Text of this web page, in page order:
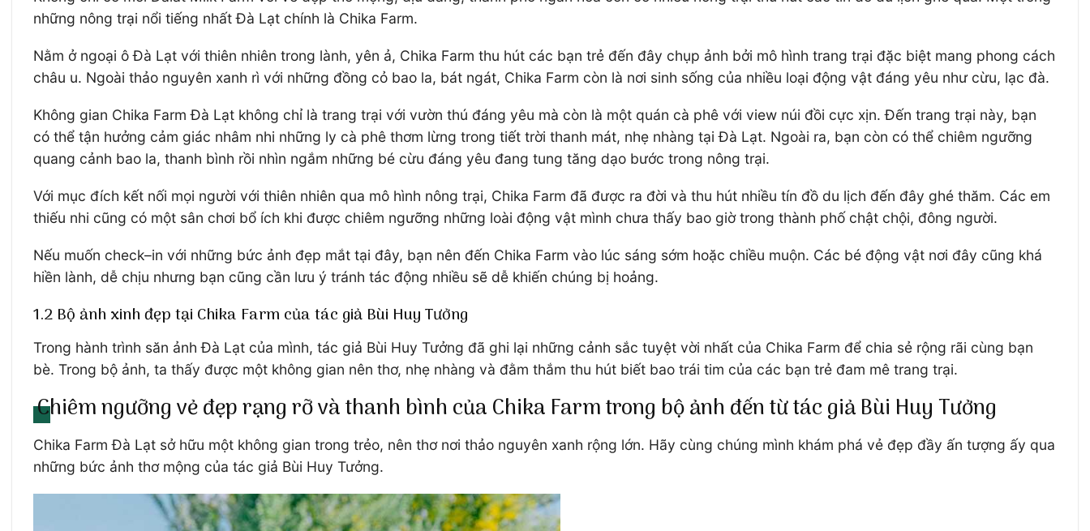
những nông trại nổi tiếng nhất Đà Lạt chính là Chika Farm.
Nằm ở ngoại ô Đà Lạt với thiên nhiên trong lành, yên ả, Chika Farm thu hút các bạn trẻ đến đây chụp ảnh bởi mô hình trang trại đặc biệt mang phong cách
châu u. Ngoài thảo nguyên xanh rì với những đồng cỏ bao la, bát ngát, Chika Farm còn là nơi sinh sống của nhiều loại động vật đáng yêu như cừu, lạc đà.
Không gian Chika Farm Đà Lạt không chỉ là trang trại với vườn thú đáng yêu mà còn là một quán cà phê với view núi đồi cực xịn. Đến trang trại này, bạn
có thể tận hưởng cảm giác nhâm nhi những ly cà phê thơm lừng trong tiết trời thanh mát, nhẹ nhàng tại Đà Lạt. Ngoài ra, bạn còn có thể chiêm ngưỡng
quang cảnh bao la, thanh bình rồi nhìn ngắm những bé cừu đáng yêu đang tung tăng dạo bước trong nông trại.
Với mục đích kết nối mọi người với thiên nhiên qua mô hình nông trại, Chika Farm đã được ra đời và thu hút nhiều tín đồ du lịch đến đây ghé thăm. Các em
thiếu nhi cũng có một sân chơi bổ ích khi được chiêm ngưỡng những loài động vật mình chưa thấy bao giờ trong thành phố chật chội, đông người.
Nếu muốn check–in với những bức ảnh đẹp mắt tại đây, bạn nên đến Chika Farm vào lúc sáng sớm hoặc chiều muộn. Các bé động vật nơi đây cũng khá
hiền lành, dễ chịu nhưng bạn cũng cần lưu ý tránh tác động nhiều sẽ dễ khiến chúng bị hoảng.
1.2 Bộ ảnh xinh đẹp tại Chika Farm của tác giả Bùi Huy Tưởng
Trong hành trình săn ảnh Đà Lạt của mình, tác giả Bùi Huy Tưởng đã ghi lại những cảnh sắc tuyệt vời nhất của Chika Farm để chia sẻ rộng rãi cùng bạn
bè. Trong bộ ảnh, ta thấy được một không gian nên thơ, nhẹ nhàng và đằm thắm thu hút biết bao trái tim của các bạn trẻ đam mê trang trại.
Chiêm ngưỡng vẻ đẹp rạng rỡ và thanh bình của Chika Farm trong bộ ảnh đến từ tác giả Bùi Huy Tưởng
Chika Farm Đà Lạt sở hữu một không gian trong trẻo, nên thơ nơi thảo nguyên xanh rộng lớn. Hãy cùng chúng mình khám phá vẻ đẹp đầy ấn tượng ấy qua
những bức ảnh thơ mộng của tác giả Bùi Huy Tưởng.